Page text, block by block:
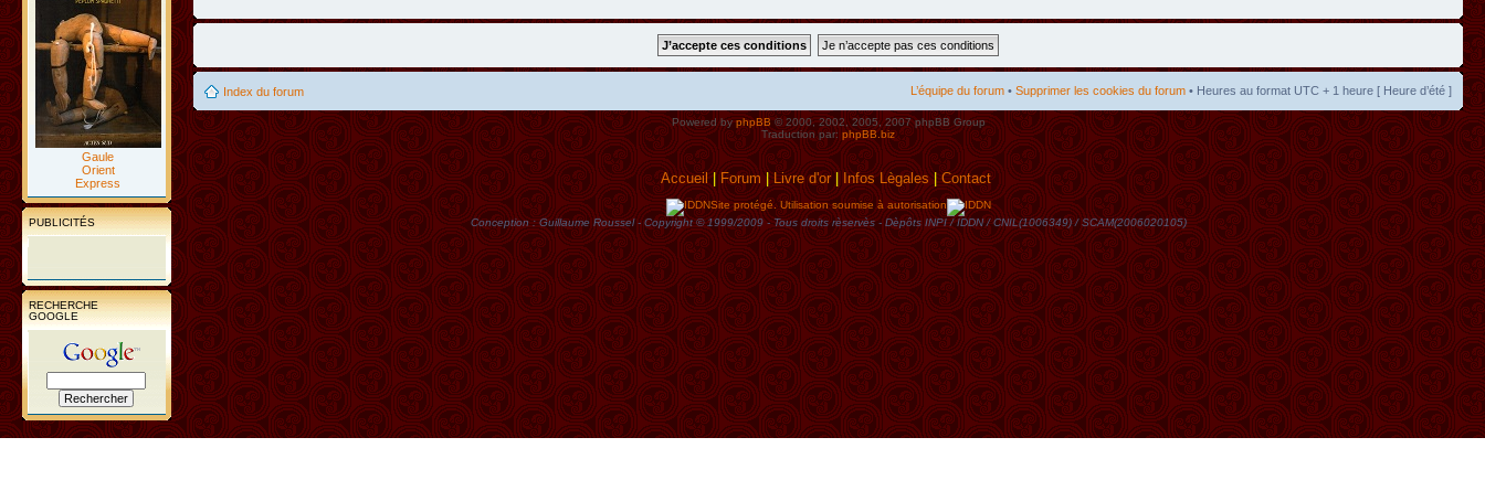
Gaule
Orient
Express
PUBLICITÉS
RECHERCHE
GOOGLE
Index du forum L’équipe du forum • Supprimer les cookies du forum • Heures au format UTC + 1 heure [ Heure d’été ]
Powered byphpBB© 2000, 2002, 2005, 2007 phpBB Group
Traduction par: phpBB.biz
Accueil|Forum|Livre d'or| Infos Lègales|Contact
Site protégé. Utilisation soumise à autorisation
Conception : Guillaume Roussel - Copyright © 1999/2009 - Tous droits rèservès - Dèpôts INPI / IDDN / CNIL(1006349) / SCAM(2006020105)